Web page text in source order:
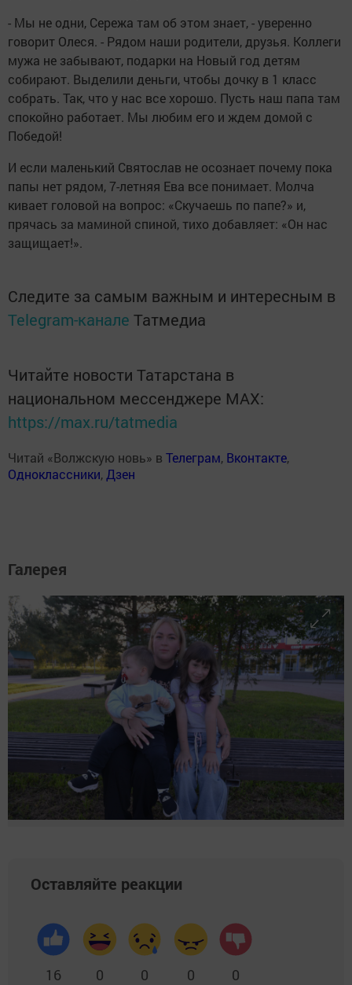
- Мы не одни, Сережа там об этом знает, - уверенно
говорит Олеся. - Рядом наши родители, друзья. Коллеги
мужа не забывают, подарки на Новый год детям
собирают. Выделили деньги, чтобы дочку в 1 класс
собрать. Так, что у нас все хорошо. Пусть наш папа там
спокойно работает. Мы любим его и ждем домой с
Победой!
И если маленький Святослав не осознает почему пока
папы нет рядом, 7-летняя Ева все понимает. Молча
кивает головой на вопрос: «Скучаешь по папе?» и,
прячась за маминой спиной, тихо добавляет: «Он нас
защищает!».
Следите за самым важным и интересным в
Telegram-канале Татмедиа
Читайте новости Татарстана в
национальном мессенджере MАХ:
https://max.ru/tatmedia
Читай «Волжскую новь» в Телеграм, Вконтакте,
Одноклассники, Дзен
Галерея
Оставляйте реакции
16 0 0 0 0